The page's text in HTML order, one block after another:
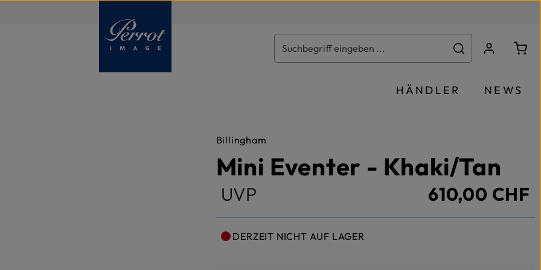
HÄNDLER NEWS
Billingham
Mini Eventer - Khaki/Tan
UVP 610,00 CHF
DERZEIT NICHT AUF LAGER